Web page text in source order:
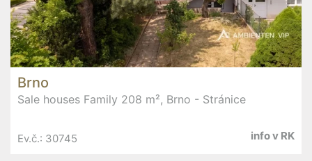
Brno
Sale houses Family 208 m², Brno - Stránice
Ev.č.: 30745 info v RK